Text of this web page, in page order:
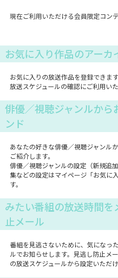
現在ご利用いただける会員限定コン
お気に入り作品のアーカ
お気に入りの放送作品を登録できま
放送スケジュールの確認にご利用いた
俳優／視聴ジャンルから
ンド
あなたの好きな俳優／視聴ジャンル
ご紹介します。
俳優／視聴ジャンルの設定（新規追
集などの設定はマイページ「お気に
す。
みたい番組の放送時間
止メール
番組を見逃さないために、気になっ
ルでお知らせします。見逃し防止メ
の放送スケジュールから設定いただけ